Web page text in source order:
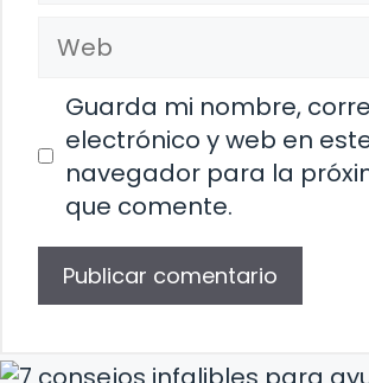
Web
Guarda mi nombre,
electrónico y web en
navegador para la
que comente.